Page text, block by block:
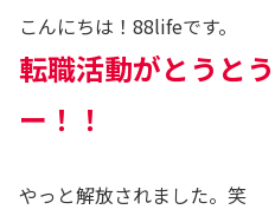
こんにちは！88lifeです。
転職活動がとうと
ー！！
やっと解放されました。笑